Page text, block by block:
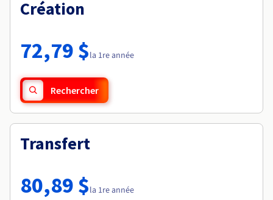
Tarifs
Roadmap & Changelog
Roadmap & Changelog
Création
72,79 $la 1re année
Rechercher
Transfert
80,89 $la 1re année